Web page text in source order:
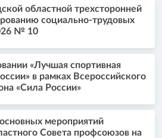
областной трехсторонней
социально-трудовых
№ 10
«Лучшая спортивная
в рамках Всероссийского
«Сила России»
мероприятий
Совета профсоюзов на